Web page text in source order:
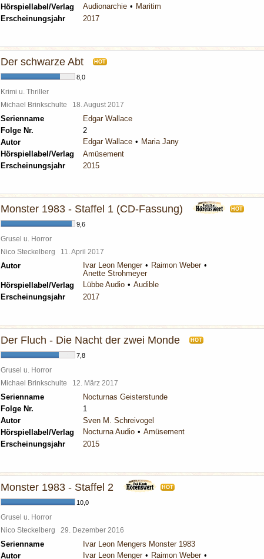
Hörspiellabel/Verlag
Audionarchie
Maritim
Erscheinungsjahr
2017
Der schwarze Abt HOT
8,0
Krimi u. Thriller
Michael Brinkschulte 18. August 2017
Serienname
Edgar Wallace
Folge Nr.
2
Autor
Edgar Wallace
Maria Jany
Hörspiellabel/Verlag
Amüsement
Erscheinungsjahr
2015
Monster 1983 - Staffel 1 (CD-Fassung) HOT
9,6
Grusel u. Horror
Nico Steckelberg 11. April 2017
Autor Ivar Leon Menger
Raimon Weber
Anette Strohmeyer
Hörspiellabel/Verlag
Lübbe Audio
Audible
Erscheinungsjahr
2017
Der Fluch - Die Nacht der zwei Monde HOT
7,8
Grusel u. Horror
Michael Brinkschulte 12. März 2017
Serienname
Nocturnas Geisterstunde
Folge Nr.
1
Autor
Sven M. Schreivogel
Hörspiellabel/Verlag
Nocturna Audio
Amüsement
Erscheinungsjahr
2015
Monster 1983 - Staffel 2 HOT
10,0
Grusel u. Horror
Nico Steckelberg 29. Dezember 2016
Serienname
Ivar Leon Mengers Monster 1983
Autor
Ivar Leon Menger
Raimon Weber